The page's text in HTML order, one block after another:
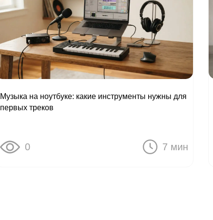
Музыка на ноутбуке: какие инструменты нужны для
первых треков
0 7 мин